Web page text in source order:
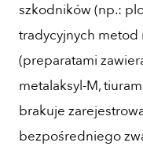
szkodników (np.:
tradycyjnych metod
(preparatami
metalaksyl-M,
brakuje
bezpośredniego